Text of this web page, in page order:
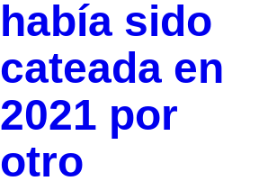
había sido
cateada en
2021 por
otro